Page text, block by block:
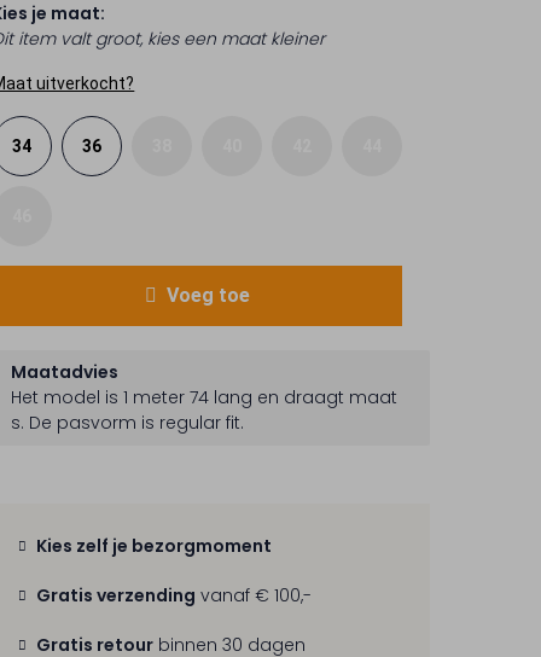
je maat:
item valt groot, kies een maat kleiner
uitverkocht?
34 36
Voeg toe
Maatadvies
Het model is 1 meter 74 lang en draagt maat
s. De pasvorm is regular fit.
Kies zelf je bezorgmoment
Gratis verzending vanaf € 100,-
Gratis retour binnen 30 dagen